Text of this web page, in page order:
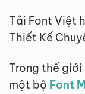
Tải Font Việt
Thiết Kế
Trong thế giới
một bộ Font